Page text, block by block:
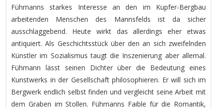
Fühmanns starkes Interesse an den im Kupfer-Bergbau
arbeitenden Menschen des Mannsfelds ist da sicher
ausschlaggebend. Heute wirkt das allerdings eher etwas
antiquiert. Als Geschichtsstück über den an sich zweifelnden
Künstler im Sozialismus taugt die Inszenierung aber allemal.
Fühmann lässt seinen Dichter über die Bedeutung eines
Kunstwerks in der Gesellschaft philosophieren. Er will sich im
Bergwerk endlich selbst finden und vergleicht seine Arbeit mit
dem Graben im Stollen. Fühmanns Faible für die Romantik,